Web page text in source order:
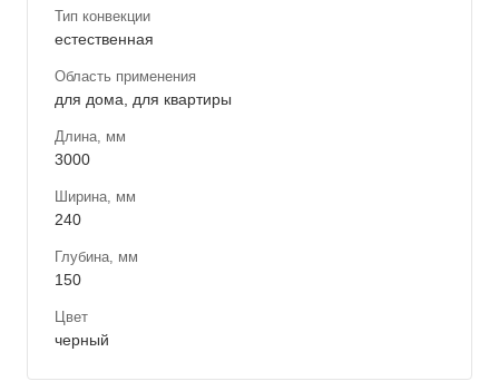
Тип конвекции
естественная
Область применения
для дома, для квартиры
Длина, мм
3000
Ширина, мм
240
Глубина, мм
150
Цвет
черный